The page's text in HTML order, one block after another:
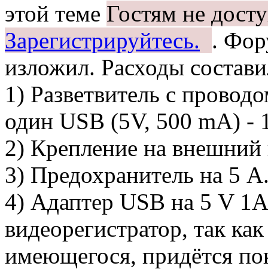
этой теме Гостям не
Зарегистрируйтесь. .
изложил. Расходы
1) Разветвитель с
один USB (5V, 500 mA) -
2) Крепление на внешний
3) Предохранитель на 5
4) Адаптер USB на 5 V
видеорегистратор, так
имеющегося, придётся